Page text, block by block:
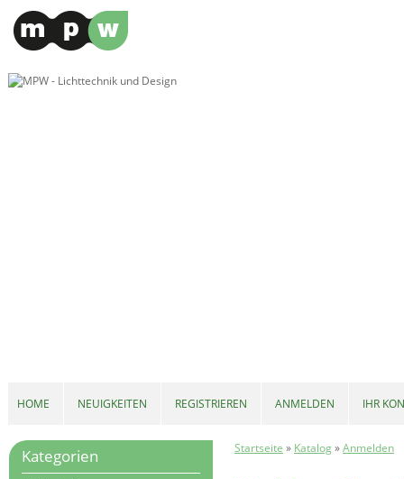
Startseite » Katalog»Anmelden
Kategorien
HOME NEUIGKEITEN REGISTRIEREN ANMELDEN IHR